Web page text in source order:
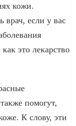
кожи.
врач, если у вас
это лекарство
помогут,
К слову, эти